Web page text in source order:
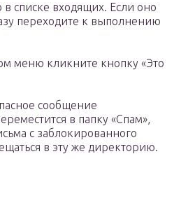
в списке входящих. Если оно
переходите к выполнению
меню кликните кнопку «Это
сообщение
в папку «Спам»,
с заблокированного
в эту же директорию.